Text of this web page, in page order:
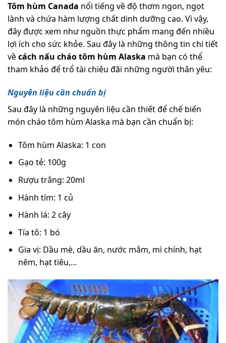
Tôm hùm Canada nổi tiếng về độ thơm ngon, ngọt
lành và chứa hàm lượng chất dinh dưỡng cao. Vì vậy,
đây được xem như nguồn thực phẩm mang đến nhiều
lợi ích cho sức khỏe. Sau đây là những thông tin chi tiết
vềcách nấu cháo tôm hùm Alaska mà bạn có thể
tham khảo để trổ tài chiêu đãi những người thân yêu:
Nguyên liệu cần chuẩn bị
Sau đây là những nguyên liệu cần thiết để chế biến
món cháo tôm hùm Alaska mà bạn cần chuẩn bị:
Tôm hùm Alaska: 1 con
Gạo tẻ: 100g
Rượu trắng: 20ml
Hành tím: 1 củ
Hành lá: 2 cây
Tía tô: 1 bó
Gia vị: Dầu mè, dầu ăn, nước mắm, mì chính, hạt
nêm, hạt tiêu,…